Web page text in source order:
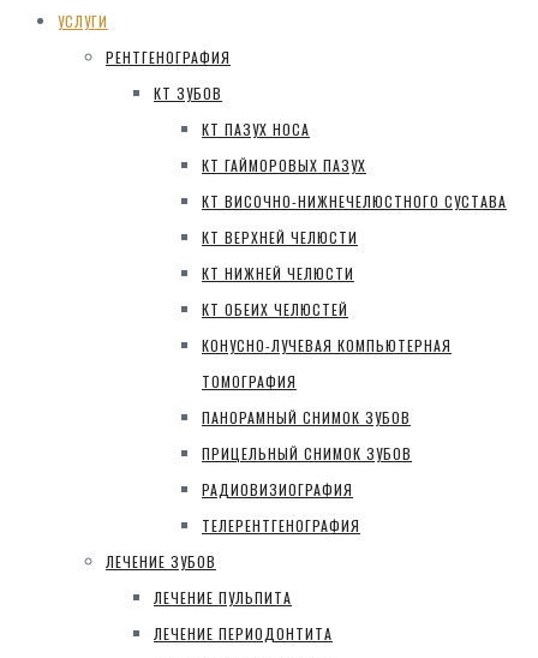
УСЛУГИ
РЕНТГЕНОГРАФИЯ
КТ ЗУБОВ
КТ ПАЗУХ НОСА
КТ ГАЙМОРОВЫХ ПАЗУХ
КТ ВИСОЧНО-НИЖНЕЧЕЛЮСТНОГО СУСТАВА
КТ ВЕРХНЕЙ ЧЕЛЮСТИ
КТ НИЖНЕЙ ЧЕЛЮСТИ
КТ ОБЕИХ ЧЕЛЮСТЕЙ
КОНУСНО-ЛУЧЕВАЯ КОМПЬЮТЕРНАЯ
ТОМОГРАФИЯ
ПАНОРАМНЫЙ СНИМОК ЗУБОВ
ПРИЦЕЛЬНЫЙ СНИМОК ЗУБОВ
РАДИОВИЗИОГРАФИЯ
ТЕЛЕРЕНТГЕНОГРАФИЯ
ЛЕЧЕНИЕ ЗУБОВ
ЛЕЧЕНИЕ ПУЛЬПИТА
ЛЕЧЕНИЕ ПЕРИОДОНТИТА